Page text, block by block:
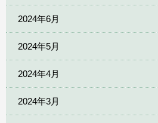
2024年6月
2024年5月
2024年4月
2024年3月